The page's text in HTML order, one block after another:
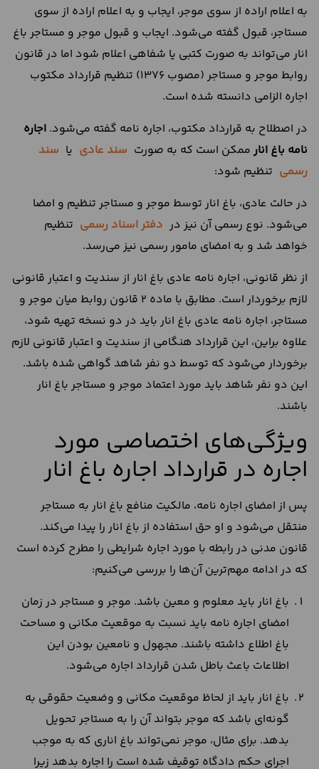
به اعلام اراده از سوی موجر، ایجاب و به اعلام اراده از سوی
مستاجر، قبول گفته می‌شود. ایجاب و قبول موجر و مستاجر باغ
انار می‌تواند به صورت کتبی یا شفاهی اعلام شود اما در قانون
روابط موجر و مستاجر (مصوب 1376) تنظیم قرارداد مکتوب
اجاره الزامی دانسته شده است.
در اصطلاح به قرارداد مکتوب، اجاره نامه گفته می‌شود. اجاره
نامه باغ انار ممکن است که به صورت سند عادی یا سند
رسمی تنظیم شود:
در حالت عادی، باغ انار توسط موجر و مستاجر تنظیم و امضا
می‌شود. نوع رسمی آن نیز در دفتر اسناد رسمی تنظیم
خواهد شد و به امضای مامور رسمی نیز می‌رسد.
از نظر قانونی، اجاره نامه عادی باغ انار از سندیت و اعتبار قانونی
لازم برخوردار است. مطابق با ماده 2 قانون روابط میان موجر و
مستاجر، اجاره نامه عادی باغ انار باید در دو نسخه تهیه شود،
علاوه براین، این قرارداد هنگامی از سندیت و اعتبار قانونی لازم
برخوردار می‌شود که توسط دو نفر شاهد گواهی شده باشد.
این دو نفر شاهد باید مورد اعتماد موجر و مستاجر باغ انار
باشند.
ویژگی‌های اختصاصی مورد
اجاره در قرارداد اجاره باغ انار
پس از امضای اجاره نامه، مالکیت منافع باغ انار به مستاجر
منتقل می‌شود و او حق استفاده از باغ انار را پیدا می‌کند.
قانون مدنی در رابطه با مورد اجاره شرایطی را مطرح کرده است
که در ادامه مهم‌ترین آن‌ها را بررسی می‌کنیم:
باغ انار باید معلوم و معین باشد. موجر و مستاجر در زمان
امضای اجاره نامه باید نسبت به موقعیت مکانی و مساحت
باغ اطلاع داشته باشند. مجهول و نامعین بودن این
اطلاعات باعث باطل شدن قرارداد اجاره می‌شود.
باغ انار باید از لحاظ موقعیت مکانی و وضعیت حقوقی به
گونه‌ای باشد که موجر بتواند آن را به مستاجر تحویل
بدهد. برای مثال، موجر نمی‌تواند باغ اناری که به موجب
اجرای حکم دادگاه توقیف شده است را اجاره بدهد زیرا